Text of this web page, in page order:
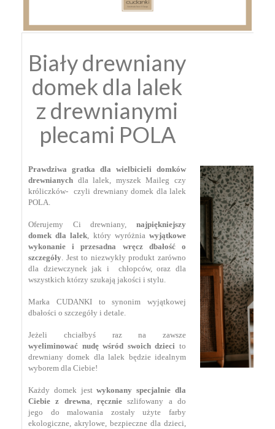
Biały drewniany
domek dla lalek
z drewnianymi
plecami POLA
Prawdziwa gratka dla wielbicieli domków
drewnianych dla lalek, myszek Maileg czy
króliczków- czyli drewniany domek dla lalek⁣
POLA.
Oferujemy Ci drewniany, najpiękniejszy
domek dla lalek, który wyróżniawyjątkowe
wykonanie i przesadna wręcz dbałość o
szczegóły. Jest to niezwykły produkt zarówno
dla dziewczynek jak i chłopców, oraz dla
wszystkich którzy szukają jakości i stylu.
Marka CUDANKI to synonim wyjątkowej
dbałości o szczegóły i detale.
Jeżeli chciałbyś raz na zawsze
wyeliminować nudę wśród swoich dzieci to
drewniany domek dla lalek będzie idealnym
wyborem dla Ciebie!⁣ ⁣
Każdy domek jestwykonany specjalnie dla
Ciebie z drewna,ręcznie szlifowany a do
jego do malowania zostały użyte farby
ekologiczne, akrylowe, bezpieczne dla dzieci,